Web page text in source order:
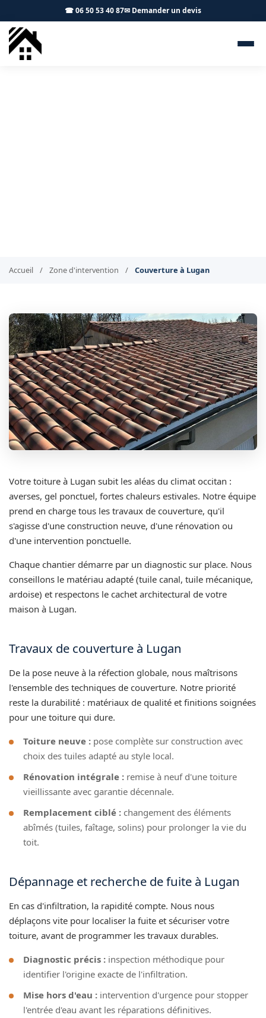
☎ 06 50 53 40 87✉ Demander un devis
Accueil / Zone d'intervention / Couverture à Lugan
Votre toiture à Lugan subit les aléas du climat occitan :
averses, gel ponctuel, fortes chaleurs estivales. Notre équipe
prend en charge tous les travaux de couverture, qu'il
s'agisse d'une construction neuve, d'une rénovation ou
d'une intervention ponctuelle.
Chaque chantier démarre par un diagnostic sur place. Nous
conseillons le matériau adapté (tuile canal, tuile mécanique,
ardoise) et respectons le cachet architectural de votre
maison à Lugan.
Travaux de couverture à Lugan
De la pose neuve à la réfection globale, nous maîtrisons
l'ensemble des techniques de couverture. Notre priorité
reste la durabilité : matériaux de qualité et finitions soignées
pour une toiture qui dure.
Toiture neuve : pose complète sur construction avec
choix des tuiles adapté au style local.
Rénovation intégrale : remise à neuf d'une toiture
vieillissante avec garantie décennale.
Remplacement ciblé : changement des éléments
abîmés (tuiles, faîtage, solins) pour prolonger la vie du
toit.
Dépannage et recherche de fuite à Lugan
En cas d'infiltration, la rapidité compte. Nous nous
déplaçons vite pour localiser la fuite et sécuriser votre
toiture, avant de programmer les travaux durables.
Diagnostic précis : inspection méthodique pour
identifier l'origine exacte de l'infiltration.
Mise hors d'eau : intervention d'urgence pour stopper
l'entrée d'eau avant les réparations définitives.